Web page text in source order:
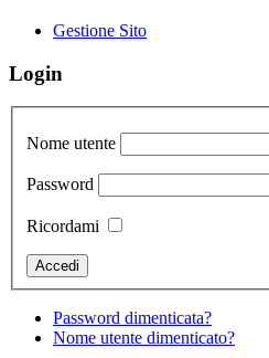
Gestione Sito
Login
Nome utente
Password
Ricordami
Password dimenticata?
Nome utente dimenticato?